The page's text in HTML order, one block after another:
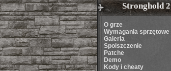
Stronghold 2
O grze
Wymagania sprzętowe
Galeria
Spolszczenie
Patche
Demo
Kody i cheaty